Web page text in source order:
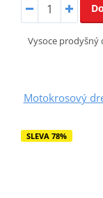
Vysoce prodyšný
Motokrosový
SLEVA 78%